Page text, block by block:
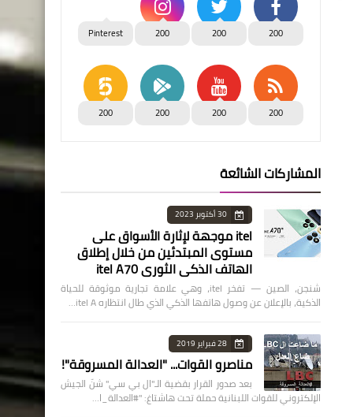
200
200
200
Pinterest
200
200
200
200
المشاركات الشائعة
30 أكتوبر 2023
itel موجهة لإثارة الأسواق على
مستوى المبتدئين من خلال إطلاق
الهاتف الذكي الثوري itel A70
شنجن، الصين — تفخر itel، وهي علامة تجارية موثوقة للحياة
الذكية، بالإعلان عن وصول هاتفها الذكي الذي طال انتظاره itel A…
28 فبراير 2019
مناصرو القوات... "العدالة المسروقة"!
بعد صدور القرار بقضية الـ"ال بي سي" شنّ الجيش
الإلكتروني للقوات اللبنانية حملة تحت هاشتاغ: "#العدالة_ا…